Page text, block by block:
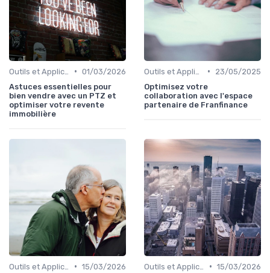
• 01/03/2026
Astuces essentielles pour
bien vendre avec un PTZ et
optimiser votre revente
immobilière
•
23/05/2025
Optimisez votre
collaboration avec l'espace
partenaire de Franfinance
• 15/03/2026
• 15/03/2026